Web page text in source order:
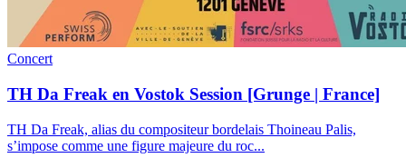
Concert
TH Da Freak en Vostok Session [Grunge | France]
TH Da Freak, alias du compositeur bordelais Thoineau Palis,
s’impose comme une figure majeure du roc...